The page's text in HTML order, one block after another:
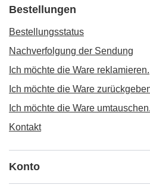
Bestellungen
Bestellungsstatus
Nachverfolgung der Sendung
Ich möchte die Ware reklamieren.
Ich möchte die Ware
Ich möchte die Ware umtauschen.
Kontakt
Konto